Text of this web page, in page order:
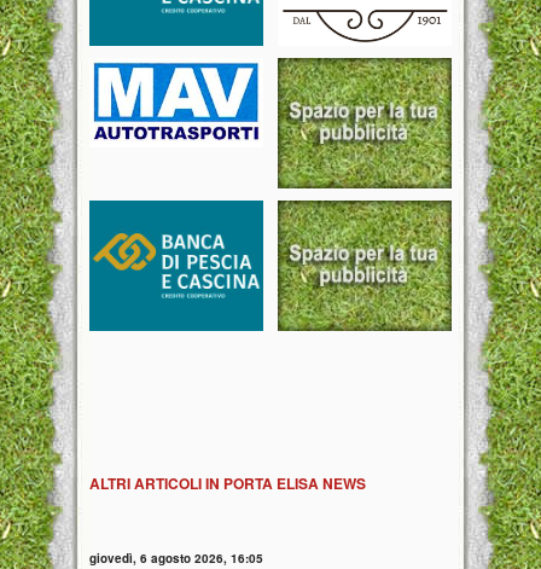
ALTRI ARTICOLI IN PORTA ELISA NEWS
giovedì, 6 agosto 2026, 16:05